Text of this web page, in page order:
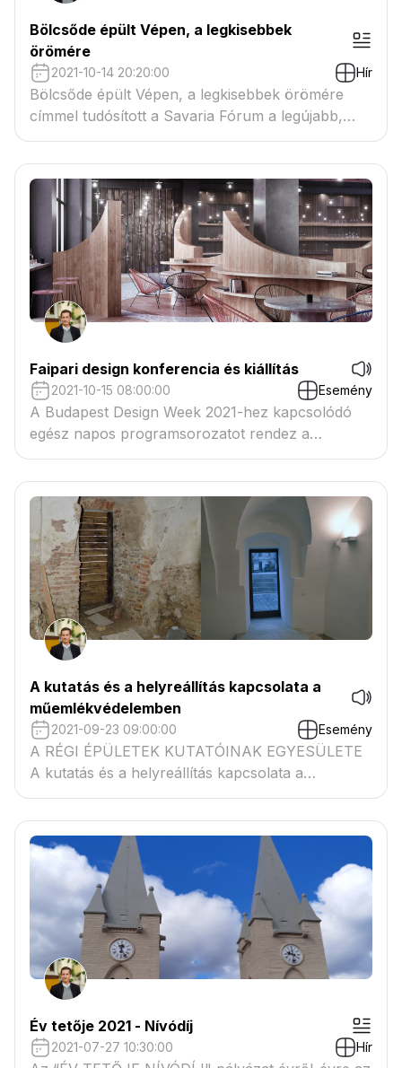
Bölcsőde épült Vépen, a legkisebbek
örömére
2021-10-14 20:20:00 Hír
Bölcsőde épült Vépen, a legkisebbek örömére
címmel tudósított a Savaria Fórum a legújabb,
megépült mukámról.
Faipari design konferencia és kiállítás
2021-10-15 08:00:00 Esemény
A Budapest Design Week 2021-hez kapcsolódó
egész napos programsorozatot rendez a
szombathelyi FALCO Zrt. Zanati úti 26 szám alatti
telephelyén.
A kutatás és a helyreállítás kapcsolata a
műemlékvédelemben
2021-09-23 09:00:00 Esemény
A RÉGI ÉPÜLETEK KUTATÓINAK EGYESÜLETE
A kutatás és a helyreállítás kapcsolata a
műemlékvédelemben címmel konferenciát rendez.
Nemes András művészettörténész A keszthelyi
ferences–premontrei rendház földszintjének
falkutatásáról és helyreállításáról számol be a
közönségnek. Tervező: Bakucz András
Év tetője 2021 - Nívódíj
2021-07-27 10:30:00 Hír